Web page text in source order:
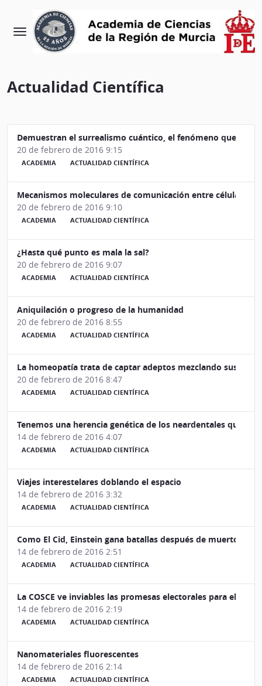
Actualidad Científica
Demuestran el surrealismo cuántico, el fenómeno que
20 de febrero de 2016 9:15
ACADEMIA ACTUALIDAD CIENTÍFICA
Mecanismos moleculares de comunicación entre células:
20 de febrero de 2016 9:10
ACADEMIA ACTUALIDAD CIENTÍFICA
¿Hasta qué punto es mala la sal?
20 de febrero de 2016 9:07
ACADEMIA ACTUALIDAD CIENTÍFICA
Aniquilación o progreso de la humanidad
20 de febrero de 2016 8:55
ACADEMIA ACTUALIDAD CIENTÍFICA
La homeopatía trata de captar adeptos mezclando
20 de febrero de 2016 8:47
ACADEMIA ACTUALIDAD CIENTÍFICA
Tenemos una herencia genética de los neardentales que
14 de febrero de 2016 4:07
ACADEMIA ACTUALIDAD CIENTÍFICA
Viajes interestelares doblando el espacio
14 de febrero de 2016 3:32
ACADEMIA ACTUALIDAD CIENTÍFICA
Como El Cid, Einstein gana batallas después de muerto:
14 de febrero de 2016 2:51
ACADEMIA ACTUALIDAD CIENTÍFICA
La COSCE ve inviables las promesas electorales para elevar
14 de febrero de 2016 2:19
ACADEMIA ACTUALIDAD CIENTÍFICA
Nanomateriales fluorescentes
14 de febrero de 2016 2:14
ACADEMIA ACTUALIDAD CIENTÍFICA